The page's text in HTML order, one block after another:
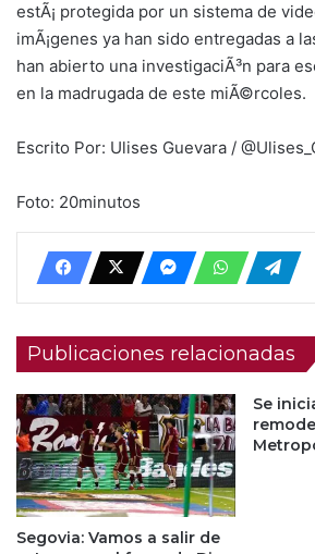
estÃ¡ protegida por un sistema de
imÃ¡genes ya han sido entregadas a
han abierto una investigaciÃ³n para
en la madrugada de este miÃ©rcoles.
Escrito Por: Ulises Guevara /
Foto: 20minutos
Publicaciones relacionadas
Segovia: Vamos a salir de
Se